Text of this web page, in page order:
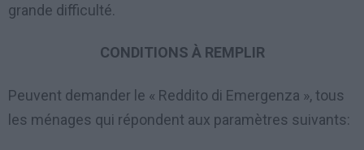
grande difficulté.
CONDITIONS À REMPLIR
Peuvent demander le « Reddito di Emergenza », tous
les ménages qui répondent aux paramètres suivants: